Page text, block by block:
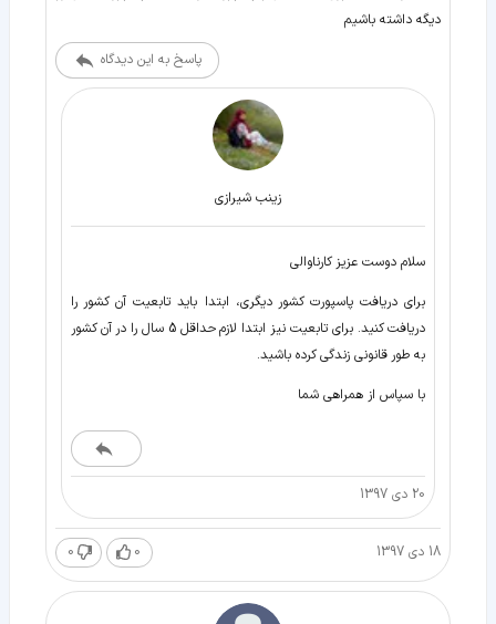
دیگه داشته باشیم
پاسخ به این دیدگاه
زينب شيرازی
سلام دوست عزیز کارناوالی
برای دریافت پاسپورت کشور دیگری، ابتدا باید تابعیت آن کشور را
دریافت کنید. برای تابعیت نیز ابتدا لازم حداقل 5 سال را در آن کشور
به طور قانونی زندگی کرده باشید.
با سپاس از همراهی شما
20 دی 1397
18 دی 1397 0
0